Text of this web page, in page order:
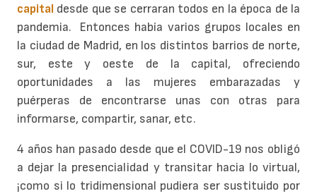
capital desde que se cerraran todos en la época de la
pandemia. Entonces había varios grupos locales en
la ciudad de Madrid, en los distintos barrios de norte,
sur, este y oeste de la capital, ofreciendo
oportunidades a las mujeres embarazadas y
puérperas de encontrarse unas con otras para
informarse, compartir, sanar, etc.
4 años han pasado desde que el COVID-19 nos obligó
a dejar la presencialidad y transitar hacia lo virtual,
¡como si lo tridimensional pudiera ser sustituido por